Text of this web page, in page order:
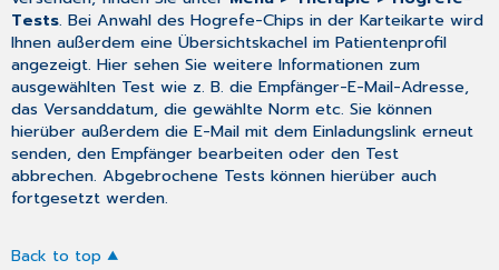
Tests. Bei Anwahl des Hogrefe-Chips in der Karteikarte wird
Ihnen außerdem eine Übersichtskachel im Patientenprofil
angezeigt. Hier sehen Sie weitere Informationen zum
ausgewählten Test wie z. B. die Empfänger-E-Mail-Adresse,
das Versanddatum, die gewählte Norm etc. Sie können
hierüber außerdem die E-Mail mit dem Einladungslink erneut
senden, den Empfänger bearbeiten oder den Test
abbrechen. Abgebrochene Tests können hierüber auch
fortgesetzt werden.
Back to top